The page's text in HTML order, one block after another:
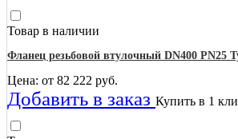
Товар в наличии
Фланец резьбовой втулочный DN400 PN25
Цена: от 82 222 руб.
Добавить в заказ Купить в 1